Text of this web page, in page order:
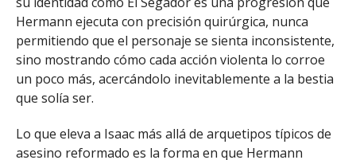
Hermann ejecuta con precisión quirúrgica, nunca
permitiendo que el personaje se sienta inconsistente,
sino mostrando cómo cada acción violenta lo corroe
un poco más, acercándolo inevitablemente a la bestia
que solía ser.
Lo que eleva a Isaac más allá de arquetipos típicos de
asesino reformado es la forma en que Hermann